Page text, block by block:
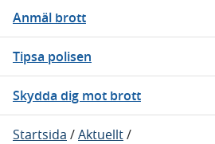
Anmäl brott
Tipsa polisen
Skydda dig mot brott
Startsida /Aktuellt/